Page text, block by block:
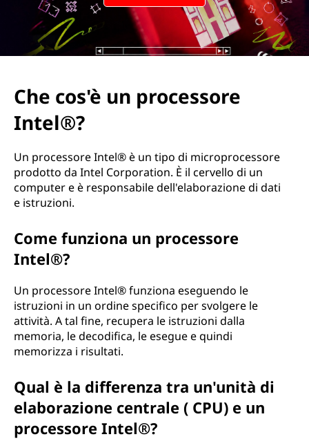
c
®
Che cos'è un processore
Intel®?
Un processore Intel® è un tipo di microprocessore
prodotto da Intel Corporation. È il cervello di un
computer e è responsabile dell'elaborazione di dati
e istruzioni.
Come funziona un processore
Intel®?
Un processore Intel® funziona eseguendo le
istruzioni in un ordine specifico per svolgere le
attività. A tal fine, recupera le istruzioni dalla
memoria, le decodifica, le esegue e quindi
memorizza i risultati.
Qual è la differenza tra un'unità di
elaborazione centrale ( CPU) e un
processore Intel®?